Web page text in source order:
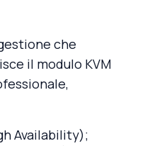
che
il modulo KVM
Availability);